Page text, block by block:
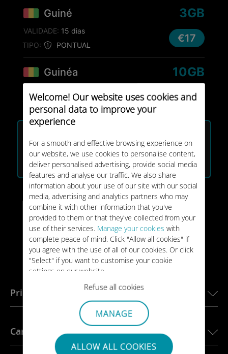
Welcome! Our website uses cookies and
personal data to improve your
experience
For a smooth and effective browsing experience on
our website, we use cookies to personalise content,
deliver personalised advertising, provide social media
features and analyse our traffic. We also share
information about your use of our site with our social
media, advertising and analytics partners who may
combine it with other information that you've
provided to them or that they've collected from your
use of their services. Manage your cookies with
complete peace of mind. Click "Allow all cookies" if
you agree with the use of all of our cookies. Or click
"Select" if you want to customise your cookie
settings on our website.
Refuse all cookies
MANAGE
ALLOW ALL COOKIES
Guiné
TIPO: PONTUAL
3GB
VALIDADE: 15 dias
€17
Guinéa
PONTUAL
10GB
€31
TIPO: PONTUAL
VALIDADE:30 dias
€35
MAIS VENDIDO
Principais destinos
eSIM para a Europa
eSIM para o Japão
Carros conectados